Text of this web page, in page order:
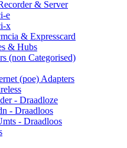
& Server
e
x
& Expresscard
& Hubs
(non Categorised)
(poe) Adapters
- Draadloze
- Draadloos
- Draadloos